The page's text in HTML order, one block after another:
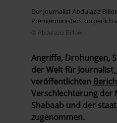
Der Journalist Abdulaziz
Premierministers körperlich
© Abdulaziz Billow
Angriffe, Drohungen,
der Welt für
veröffentlichten
Verschlechterung der
Shabaab und der
zugenommen.